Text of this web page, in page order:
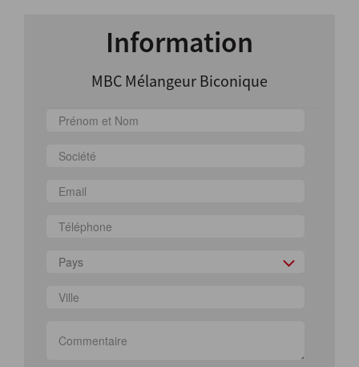
Information
MBC Mélangeur Biconique
Pays